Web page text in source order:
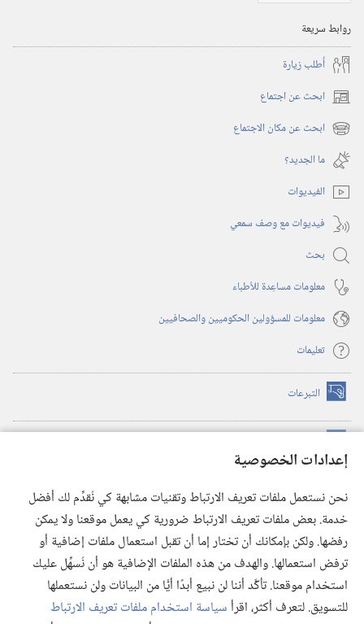
إعدادات الخصوصية
نحن نستعمل ملفات تعريف الارتباط وتقنيات مشابهة كي نُقدِّم لك أفضل
خدمة. بعض ملفات تعريف الارتباط ضرورية كي يعمل موقعنا ولا يمكن
رفضها. ولكن بإمكانك أن تختار إما أن تقبل استعمال ملفات إضافية أو
ترفض استعمالها. والهدف من هذه الملفات الإضافية هو أن نُسهِّل عليك
استخدام موقعنا. تأكَّد أننا لن نبيع أبدًا أيًّا من البيانات ولن نستعملها
للتسويق. لتعرف أكثر، اقرأسياسة استخدام ملفات تعريف الارتباط
روابط سريعة
أُطلب زيارة
ابحث عن اجتماع (يفتح
نافذة ابحث عن مكان الاجتماع (يفتح
نافذة
جديدة)
ما الجديد؟‏
الفيديوات
فيديوات مع وصف سمعي
بحث
معلومات مساعِدة للأطباء
معلومات للمسؤولين الحكوميين والصحافيين
تعليمات
التبرعات (يفتح
نافذة
(يفتح
نافذة
(يفتح
نافذة
جديدة) تطبيق ®
JW Library
مكتبة برج المراقبة